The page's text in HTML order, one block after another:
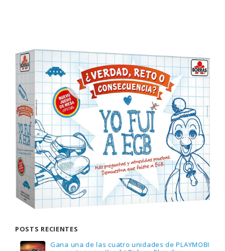
POSTS RECIENTES
Gana una de las cuatro unidades de PLAYMOBIL